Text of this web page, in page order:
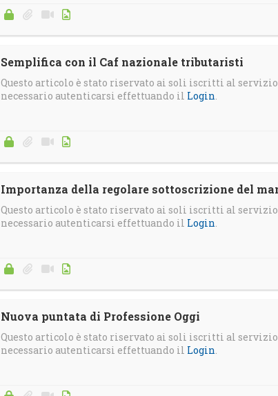
Semplifica con il Caf nazionale tributaristi
Questo articolo è stato riservato ai soli iscritti al
necessario autenticarsi effettuando il Login.
Importanza della regolare sottoscrizione del
Questo articolo è stato riservato ai soli iscritti al
necessario autenticarsi effettuando il Login.
Nuova puntata di Professione Oggi
Questo articolo è stato riservato ai soli iscritti al
necessario autenticarsi effettuando il Login.